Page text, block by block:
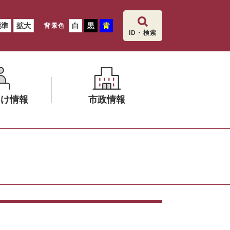
拡大 背景色 白 黒 青
ID・検索
情報 市政情報
を